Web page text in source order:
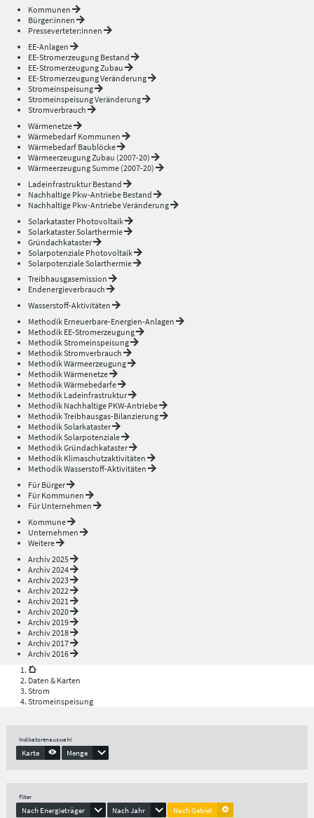
Kommunen
Bürger:innen
Presseverteter:innen
EE-Anlagen
EE-Stromerzeugung Bestand
EE-Stromerzeugung Zubau
EE-Stromerzeugung Veränderung
Stromeinspeisung
Stromeinspeisung Veränderung
Stromverbrauch
Wärmenetze
Wärmebedarf Kommunen
Wärmebedarf Baublöcke
Wärmeerzeugung Zubau (2007-20)
Wärmeerzeugung Summe (2007-20)
Ladeinfrastruktur Bestand
Nachhaltige Pkw-Antriebe Bestand
Nachhaltige Pkw-Antriebe Veränderung
Solarkataster Photovoltaik
Solarkataster Solarthermie
Gründachkataster
Solarpotenziale Photovoltaik
Solarpotenziale Solarthermie
Treibhausgasemission
Endenergieverbrauch
Wasserstoff-Aktivitäten
Methodik Erneuerbare-Energien-Anlagen
Methodik EE-Stromerzeugung
Methodik Stromeinspeisung
Methodik Stromverbrauch
Methodik Wärmeerzeugung
Methodik Wärmenetze
Methodik Wärmebedarfe
Methodik Ladeinfrastruktur
Methodik Nachhaltige PKW-Antriebe
Methodik Treibhausgas-Bilanzierung
Methodik Solarkataster
Methodik Solarpotenziale
Methodik Gründachkataster
Methodik Klimaschutzaktivitäten
Methodik Wasserstoff-Aktivitäten
Für Bürger
Für Kommunen
Für Unternehmen
Kommune
Unternehmen
Weitere
Archiv 2025
Archiv 2024
Archiv 2023
Archiv 2022
Archiv 2021
Archiv 2020
Archiv 2019
Archiv 2018
Archiv 2017
Archiv 2016
Daten & Karten
Strom
Stromeinspeisung
Indikatorenauswahl
Karte Menge
Filter
Nach Energieträger Nach Jahr Nach Gebiet